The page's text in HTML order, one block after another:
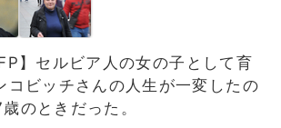
】セルビア人の女の子として育
コビッチさんの人生が一変したの
のときだった。